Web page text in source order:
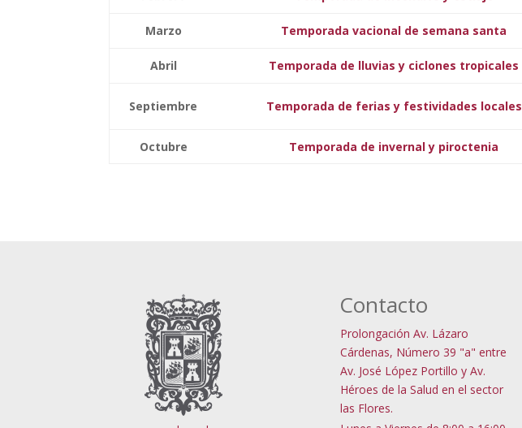
Marzo Temporada vacional de semana santa
Abril Temporada de lluvias y ciclones tropicales
Septiembre Temporada de ferias y festividades locales
Octubre Temporada de invernal y piroctenia
Contacto
Prolongación Av. Lázaro
Cárdenas, Número 39 "a" entre
Av. José López Portillo y Av.
Héroes de la Salud en el sector
las Flores.